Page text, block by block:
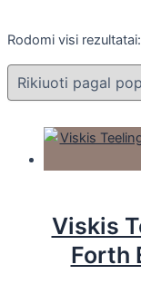
Rodomi visi
Viskis
Forth